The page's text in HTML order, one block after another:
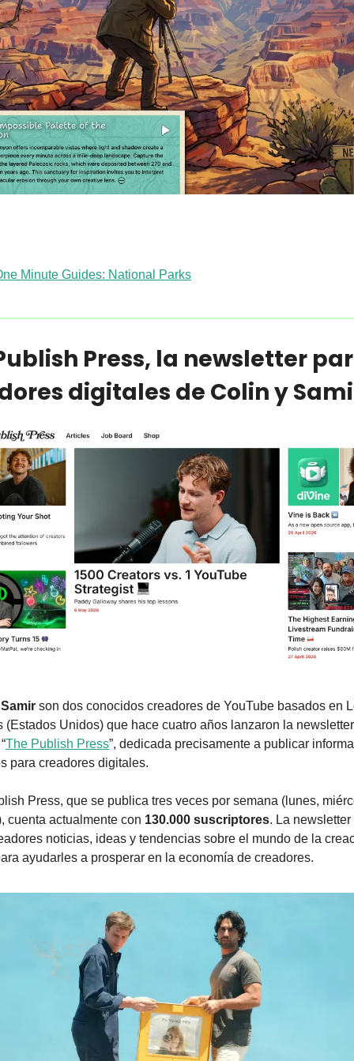
Minute Guides: National Parks
Press, la newsletter
digitales de Colin y
Samir son dos conocidos creadores de YouTube basados en
(Estados Unidos) que hace cuatro años lanzaron la newsletter
The Publish Press”, dedicada precisamente a publicar
para creadores digitales.
Press, que se publica tres veces por semana (lunes,
cuenta actualmente con 130.000 suscriptores. La newsletter
noticias, ideas y tendencias sobre el mundo de la
ayudarles a prosperar en la economía de creadores.